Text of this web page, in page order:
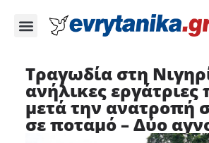
Τραγωδία στη
ανήλικες εργάτριες
μετά την ανατροπή
σε ποταμό – Δύο